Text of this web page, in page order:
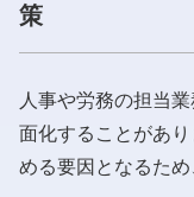
策
人事や労務の担当
面化することがあ
める要因となるため